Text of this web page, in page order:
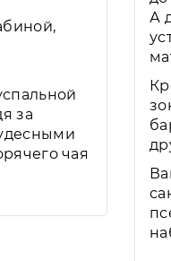
за
чая
А